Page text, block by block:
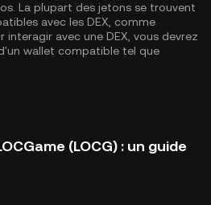
La plupart des jetons se trouvent
avec les DEX, comme
interagir avec une DEX, vous devrez
wallet compatible tel que
(LOCG) : un guide